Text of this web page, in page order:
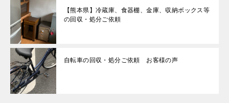
【熊本県】冷蔵庫、食器棚、金庫、収納ボックス等
の回収・処分ご依頼
自転車の回収・処分ご依頼 お客様の声